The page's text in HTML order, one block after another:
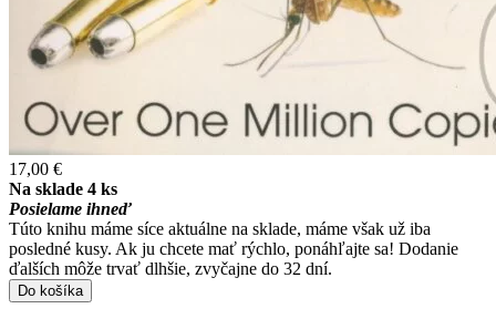
17,00 €
Na sklade 4 ks
Posielame ihneď
Túto knihu máme síce aktuálne na sklade, máme však už iba
posledné kusy. Ak ju chcete mať rýchlo, ponáhľajte sa! Dodanie
ďalších môže trvať dlhšie, zvyčajne do 32 dní.
Do košíka